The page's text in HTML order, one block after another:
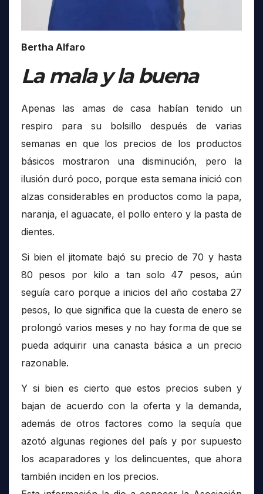
Bertha Alfaro
La mala y la buena
Apenas las amas de casa habían tenido un
respiro para su bolsillo después de varias
semanas en que los precios de los productos
básicos mostraron una disminución, pero la
ilusión duró poco, porque esta semana inició con
alzas considerables en productos como la papa,
naranja, el aguacate, el pollo entero y la pasta de
dientes.
Si bien el jitomate bajó su precio de 70 y hasta
80 pesos por kilo a tan solo 47 pesos, aún
seguía caro porque a inicios del año costaba 27
pesos, lo que significa que la cuesta de enero se
prolongó varios meses y no hay forma de que se
pueda adquirir una canasta básica a un precio
razonable.
Y si bien es cierto que estos precios suben y
bajan de acuerdo con la oferta y la demanda,
además de otros factores como la sequía que
azotó algunas regiones del país y por supuesto
los acaparadores y los delincuentes, que ahora
también inciden en los precios.